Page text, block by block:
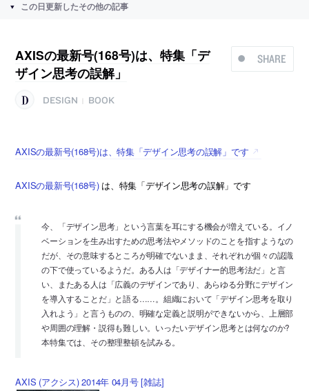
この日更新したその他の記事
SHARE
AXISの最新号(168号)は、特集「デ
ザイン思考の誤解」
DESIGN BOOK
AXISの最新号(168号)は、特集「デザイン思考の誤解」です
AXISの最新号(168号) は、特集「デザイン思考の誤解」です
今、「デザイン思考」という言葉を耳にする機会が増えている。イノ
ベーションを生み出すための思考法やメソッドのことを指すようなの
だが、その意味するところが明確でないまま、それぞれが個々の認識
の下で使っているようだ。ある人は「デザイナー的思考法だ」と言
い、またある人は「広義のデザインであり、あらゆる分野にデザイン
を導入することだ」と語る……。組織において「デザイン思考を取り
入れよう」と言うものの、明確な定義と説明ができないから、上層部
や周囲の理解・説得も難しい。いったいデザイン思考とは何なのか?
本特集では、その整理整頓を試みる。
AXIS (アクシス) 2014年 04月号 [雑誌]